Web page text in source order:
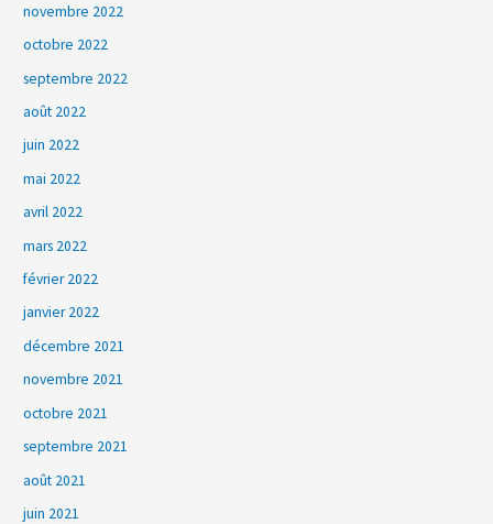
novembre 2022
octobre 2022
septembre 2022
août 2022
juin 2022
mai 2022
avril 2022
mars 2022
février 2022
janvier 2022
décembre 2021
novembre 2021
octobre 2021
septembre 2021
août 2021
juin 2021